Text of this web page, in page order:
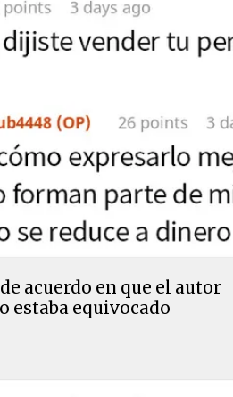
acuerdo en que el autor
estaba equivocado